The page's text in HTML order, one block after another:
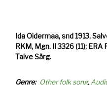
Ida Oidermaa, snd 1913.
RKM, Mgn. II 3326 (11);
Taive Särg.
Genre Other folk song